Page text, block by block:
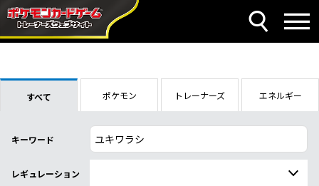
すべて ポケモン トレーナーズ エネルギー
キーワード
レギュレーション